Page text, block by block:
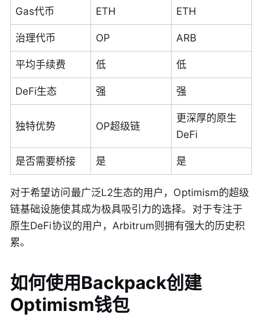
Gas代币 ETH ETH
治理代币 OP ARB
平均手续费 低 低
DeFi生态 强 强
独特优势 OP超级链
更深厚的原生
DeFi
是否需要桥接 是 是
对于希望访问最广泛L2生态的用户，Optimism的超级
链基础设施使其成为极具吸引力的选择。对于专注于
原生DeFi协议的用户，Arbitrum则拥有强大的历史积
累。
如何使用Backpack创建
Optimism钱包